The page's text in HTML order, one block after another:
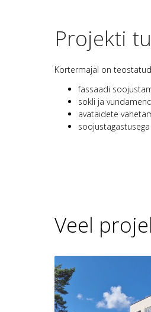
Projekti
Kortermajal on
fassaadi
sokli ja
avatäidete
Veel